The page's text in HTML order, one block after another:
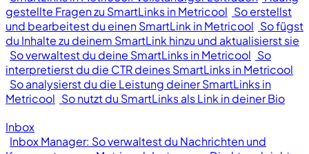
gestellte Fragen zu SmartLinks in Metricool So erstellst
und bearbeitest du einen SmartLink in Metricool So fügst
du Inhalte zu deinem SmartLink hinzu und aktualisierst sie
So verwaltest du deine SmartLinks in Metricool So
interpretierst du die CTR deines SmartLinks in Metricool
So analysierst du die Leistung deiner SmartLinks in
Metricool So nutzt du SmartLinks als Link in deiner Bio
Inbox
Inbox Manager: So verwaltest du Nachrichten und